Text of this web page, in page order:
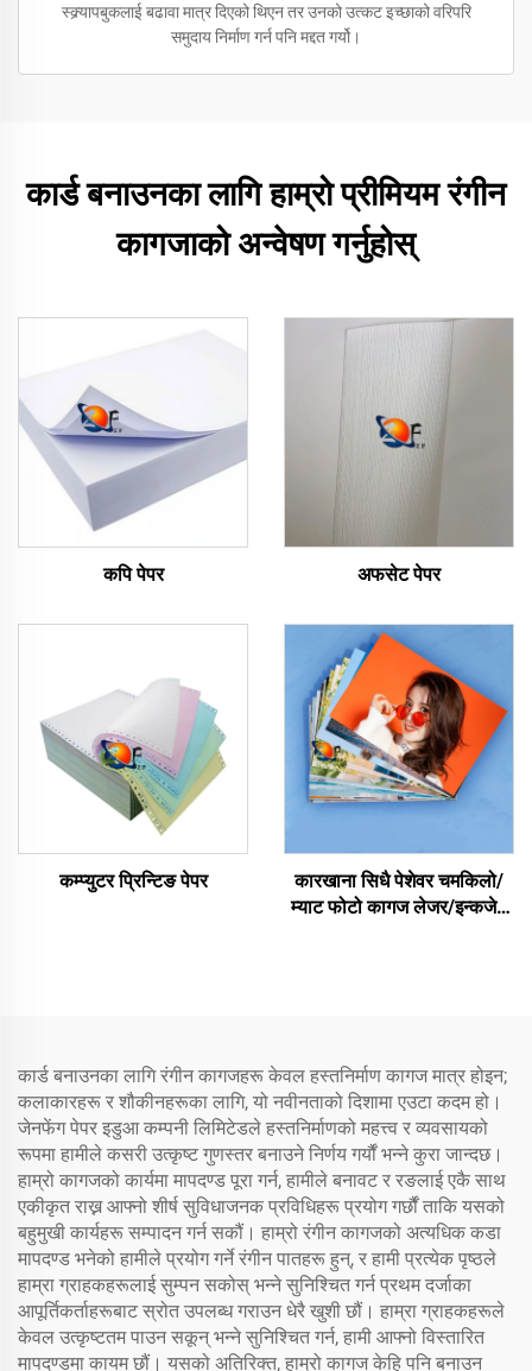
स्क्र्यापबुकलाई बढावा मात्र दिएको थिएन तर उनको उत्कट इच्छाको वरिपरि
समुदाय निर्माण गर्न पनि मद्दत गर्यो।
कार्ड बनाउनका लागि हाम्रो प्रीमियम रंगीन
कागजाको अन्वेषण गर्नुहोस्
कपि पेपर अफसेट पेपर
कम्प्युटर प्रिन्टिङ पेपर
कारखाना सिधै पेशेवर चमकिलो/
म्याट फोटो कागज लेजर/इन्कजेट
कार्ड बनाउनका लागि रंगीन कागजहरू केवल हस्तनिर्माण कागज मात्र होइन;
कलाकारहरू र शौकीनहरूका लागि, यो नवीनताको दिशामा एउटा कदम हो।
जेनफेंग पेपर इडुआ कम्पनी लिमिटेडले हस्तनिर्माणको महत्त्व र व्यवसायको
रूपमा हामीले कसरी उत्कृष्ट गुणस्तर बनाउने निर्णय गर्यौं भन्ने कुरा जान्दछ।
हाम्रो कागजको कार्यमा मापदण्ड पूरा गर्न, हामीले बनावट र रङलाई एकै साथ
एकीकृत राख्न आफ्नो शीर्ष सुविधाजनक प्रविधिहरू प्रयोग गर्छौं ताकि यसको
बहुमुखी कार्यहरू सम्पादन गर्न सकौं। हाम्रो रंगीन कागजको अत्यधिक कडा
मापदण्ड भनेको हामीले प्रयोग गर्ने रंगीन पातहरू हुन्, र हामी प्रत्येक पृष्ठले
हाम्रा ग्राहकहरूलाई सुम्पन सकोस् भन्ने सुनिश्चित गर्न प्रथम दर्जाका
आपूर्तिकर्ताहरूबाट स्रोत उपलब्ध गराउन धेरै खुशी छौं। हाम्रा ग्राहकहरूले
केवल उत्कृष्टतम पाउन सकून् भन्ने सुनिश्चित गर्न, हामी आफ्नो विस्तारित
मापदण्डमा कायम छौं। यसको अतिरिक्त, हाम्रो कागज केहि पनि बनाउन